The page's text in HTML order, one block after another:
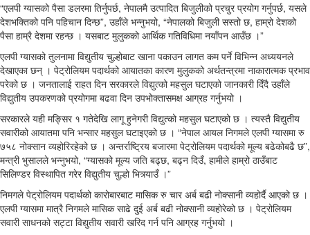
“एलपी ग्यासको पैसा डलरमा तिर्नुपर्छ, नेपालमै उत्पादित बिजुलीको प्रचुर प्रयोग गर्नुपर्छ, यसले
देशभक्तिको पनि पहिचान दिन्छ”, उहाँले भन्नुभयो, “नेपालको बिजुली सस्तो छ, हाम्रो देशको
पैसा हाम्रै देशमा रहन्छ । यसबाट मुलुकको आर्थिक गतिविधिमा नयाँपन आउँछ ।”
एलपी ग्यासको तुलनामा विद्युतीय चुल्होबाट खाना पकाउन लागत कम पर्ने विभिन्न अध्ययनले
देखाएका छन् । पेट्रोलियम पदार्थको आयातका कारण मुलुकको अर्थतन्त्रमा नाकारात्मक प्रभाव
परेको छ । जनतालाई राहत दिन सरकारले विद्युत्को महसुल घटाएको जानकारी दिँदै उहाँले
विद्युतीय उपकरणको प्रयोगमा बढवा दिन उपभोक्तासमक्ष आग्रह गर्नुभयो ।
सरकारले यही मङ्सिर १ गतेदेखि लागू हुनेगरी विद्युत्को महसुल घटाएको छ । त्यस्तै विद्युतीय
सवारीको आयातमा पनि भन्सार महसुल घटाइएको छ । “नेपाल आयल निगमले एलपी ग्यासमा रु
७५८ नोक्सान व्यहोरिरहेको छ । अन्तर्राष्ट्रिय बजारमा पेट्रोलियम पदार्थको मूल्य बढेकोबढै छ”,
मन्त्री भुसालले भन्नुभयो, “ग्यासको मूल्य जति बढ्छ, बढ्न दिउँ, हामीले हाम्रो ठाउँबाट
सिलिण्डर विस्थापित गरेर विद्युतीय चुल्हो भित्र्याउँ ।”
निमगले पेट्रोलियम पदार्थको कारोबारबाट मासिक रु चार अर्ब बढी नोक्सानी व्यहोर्दै आएको छ ।
एलपी ग्यासमा मात्रै निगमले मासिक साढे दुई अर्ब बढी नोक्सानी व्यहोरेको छ । पेट्रोलियम
सवारी साधनको सट्टा विद्युतीय सवारी खरिद गर्न पनि आग्रह गर्नुभयो ।